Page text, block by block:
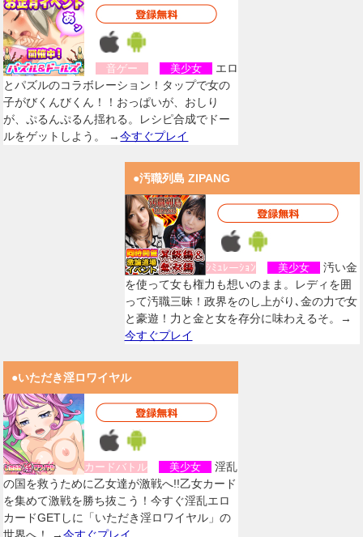
音ゲー 美少女
エロ
とパズルのコラボレーション！タップで女の
子がびくんびくん！！おっぱいが、おしり
が、ぷるんぷるん揺れる。レシピ合成でドー
ルをゲットしよう。 →今すぐプレイ
●汚職列島 ZIPANG
ｼﾐｭﾚーｼｮﾝ 美少女
汚い金
を使って女も権力も想いのまま。レディを囲
って汚職三昧！政界をのし上がり､金の力で女
と豪遊！力と金と女を存分に味わえるそ。→
今すぐプレイ
●いただき淫ロワイヤル
カードバトル 美少女
淫乱
の国を救うために乙女達が激戦へ!!乙女カード
を集めて激戦を勝ち抜こう！今すぐ淫乱エロ
カードGETしに「いただき淫ロワイヤル」の